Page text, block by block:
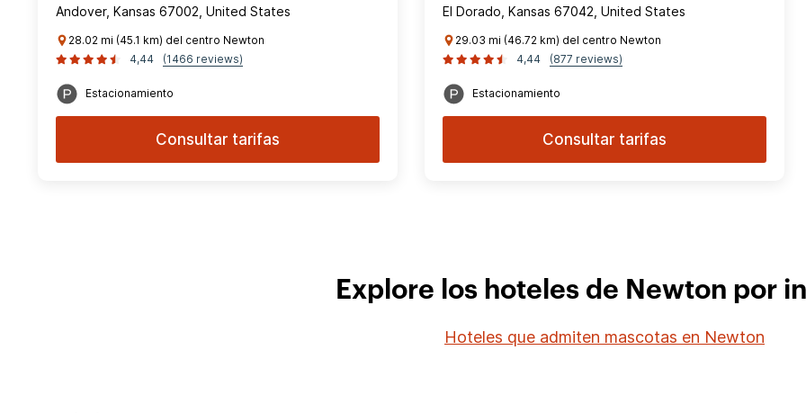
Andover, Kansas 67002, United States
28.02 mi (45.1 km) del centro Newton
4,44
(1466 reviews)
Estacionamiento
Consultar tarifas
El Dorado, Kansas 67042, United States
29.03 mi (46.72 km) del centro Newton
4,44
(877 reviews)
Estacionamiento
Consultar tarifas
Explore los hoteles de Newton por
Hoteles que admiten mascotas en Newton